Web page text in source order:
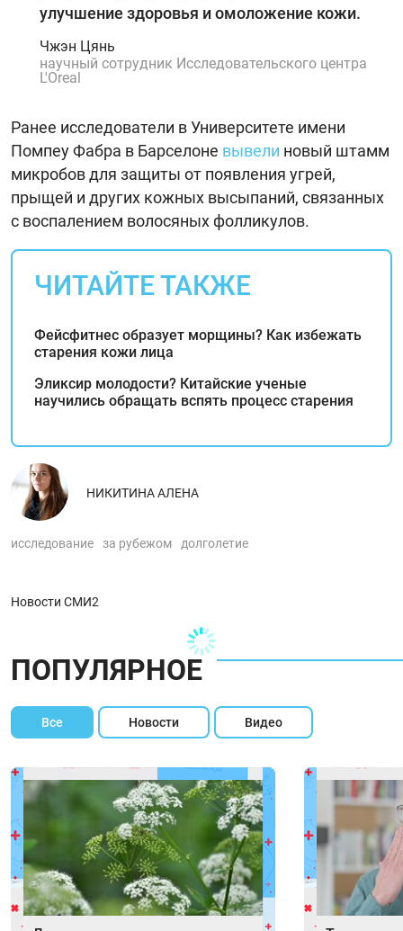
улучшение здоровья и омоложение кожи.
Чжэн Цянь
научный сотрудник Исследовательского центра
L'Oreal
Ранее исследователи в Университете имени
Помпеу Фабра в Барселоне вывели новый штамм
микробов для защиты от появления угрей,
прыщей и других кожных высыпаний, связанных
с воспалением волосяных фолликулов.
ЧИТАЙТЕ ТАКЖЕ
Фейсфитнес образует морщины? Как избежать
старения кожи лица
Эликсир молодости? Китайские ученые
научились обращать вспять процесс старения
НИКИТИНА АЛЕНА
исследование за рубежом долголетие
Новости СМИ2
ПОПУЛЯРНОЕ
Все Новости Видео